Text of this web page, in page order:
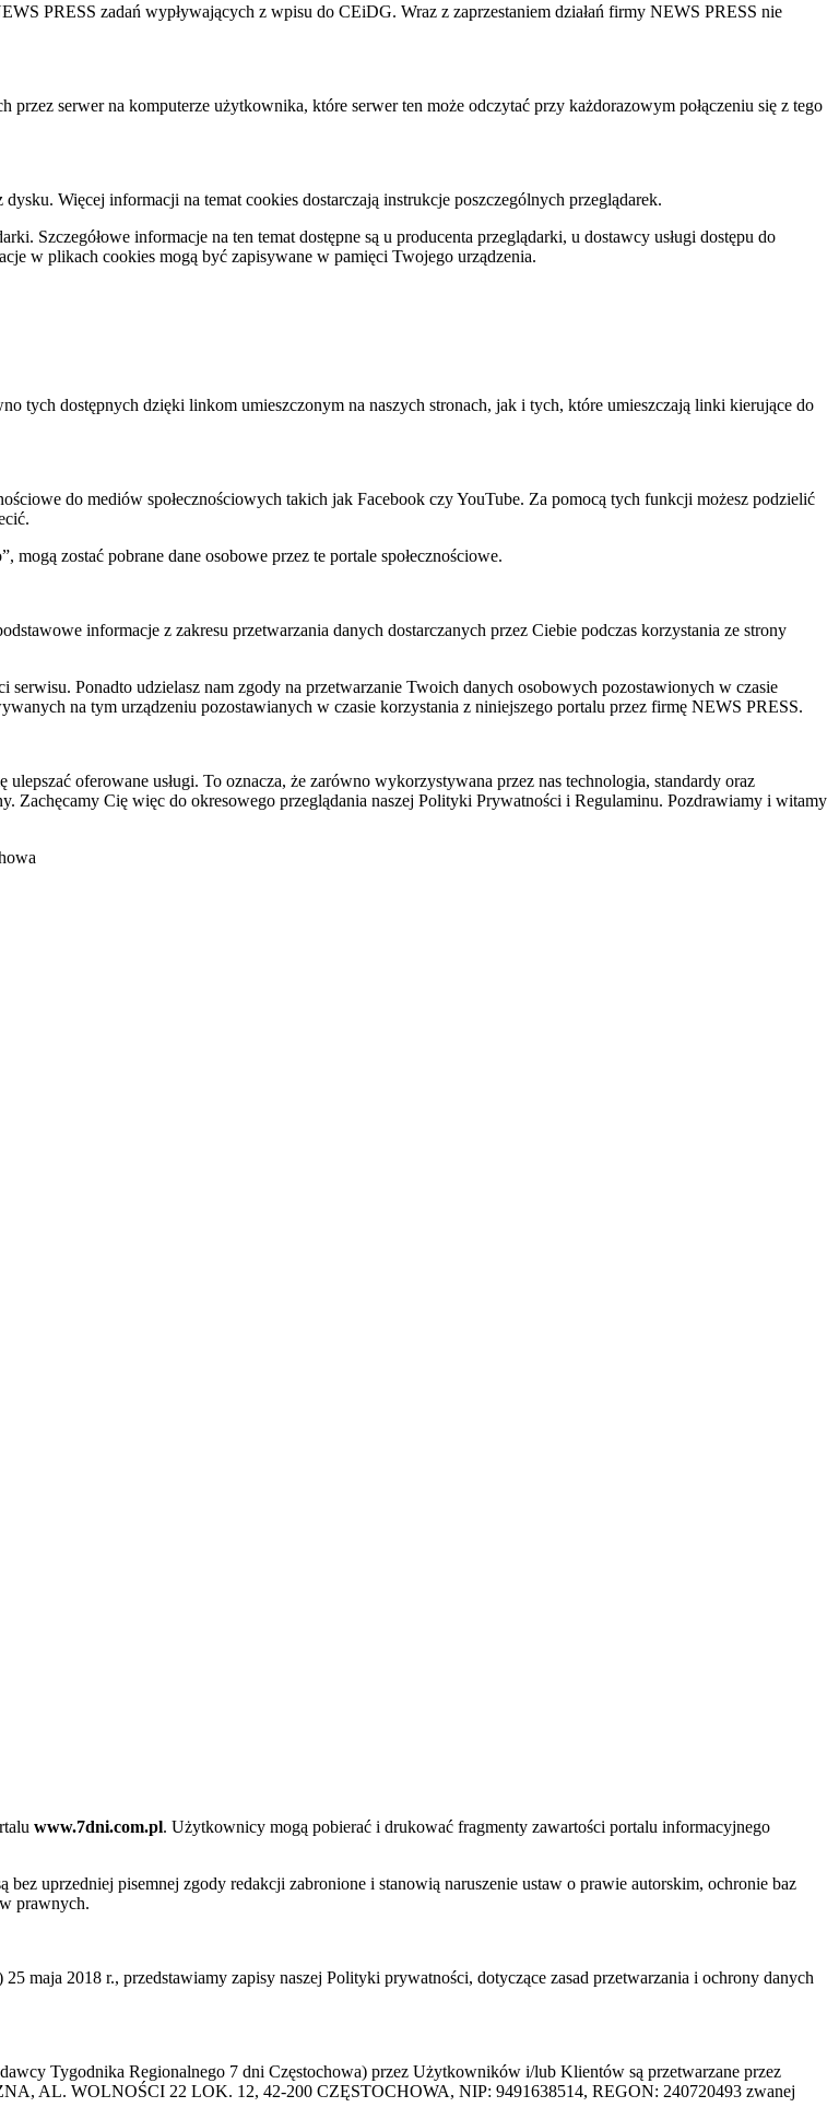
PRESS zadań wypływających z wpisu do CEiDG. Wraz z zaprzestaniem działań firmy NEWS PRESS nie
serwer na komputerze użytkownika, które serwer ten może odczytać przy każdorazowym połączeniu się z tego
Więcej informacji na temat cookies dostarczają instrukcje poszczególnych przeglądarek.
Szczegółowe informacje na ten temat dostępne są u producenta przeglądarki, u dostawcy usługi dostępu do
w plikach cookies mogą być zapisywane w pamięci Twojego urządzenia.
tych dostępnych dzięki linkom umieszczonym na naszych stronach, jak i tych, które umieszczają linki kierujące do
do mediów społecznościowych takich jak Facebook czy YouTube. Za pomocą tych funkcji możesz podzielić
zostać pobrane dane osobowe przez te portale społecznościowe.
informacje z zakresu przetwarzania danych dostarczanych przez Ciebie podczas korzystania ze strony
Ponadto udzielasz nam zgody na przetwarzanie Twoich danych osobowych pozostawionych w czasie
na tym urządzeniu pozostawianych w czasie korzystania z niniejszego portalu przez firmę NEWS PRESS.
oferowane usługi. To oznacza, że zarówno wykorzystywana przez nas technologia, standardy oraz
Zachęcamy Cię więc do okresowego przeglądania naszej Polityki Prywatności i Regulaminu. Pozdrawiamy i witamy
www.7dni.com.pl. Użytkownicy mogą pobierać i drukować fragmenty zawartości portalu informacyjnego
bez uprzedniej pisemnej zgody redakcji zabronione i stanowią naruszenie ustaw o prawie autorskim, ochronie baz
prawnych.
maja 2018 r., przedstawiamy zapisy naszej Polityki prywatności, dotyczące zasad przetwarzania i ochrony danych
Tygodnika Regionalnego 7 dni Częstochowa) przez Użytkowników i/lub Klientów są przetwarzane przez
AL. WOLNOŚCI 22 LOK. 12, 42-200 CZĘSTOCHOWA, NIP: 9491638514, REGON: 240720493 zwanej